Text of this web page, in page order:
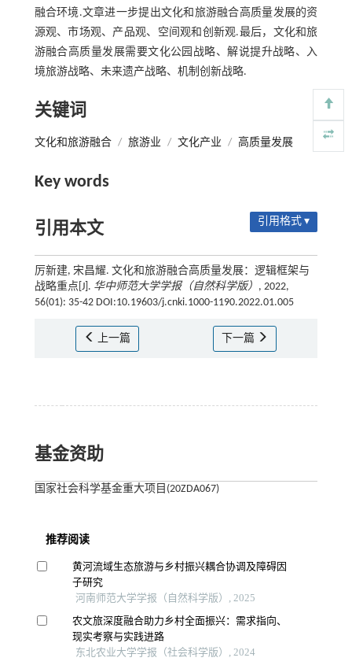
融合环境.文章进一步提出文化和旅游融合高质量发展的资
源观、市场观、产品观、空间观和创新观.最后，文化和旅
游融合高质量发展需要文化公园战略、解说提升战略、入
境旅游战略、未来遗产战略、机制创新战略.
关键词
文化和旅游融合 / 旅游业 / 文化产业 / 高质量发展
Key words
引用本文 引用格式 ▾
厉新建, 宋昌耀. 文化和旅游融合高质量发展：逻辑框架与
战略重点[J]. 华中师范大学学报（自然科学版） , 2022,
56(01): 35-42 DOI:10.19603/j.cnki.1000-1190.2022.01.005
上一篇 下一篇
基金资助
国家社会科学基金重大项目(20ZDA067)